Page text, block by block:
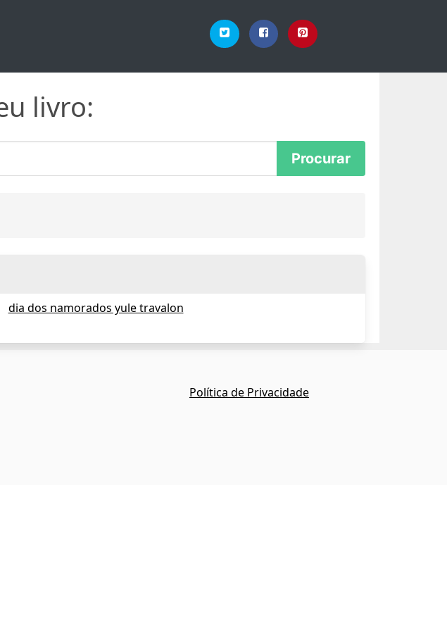
livro:
dia dos namorados yule travalon
Política de Privacidade